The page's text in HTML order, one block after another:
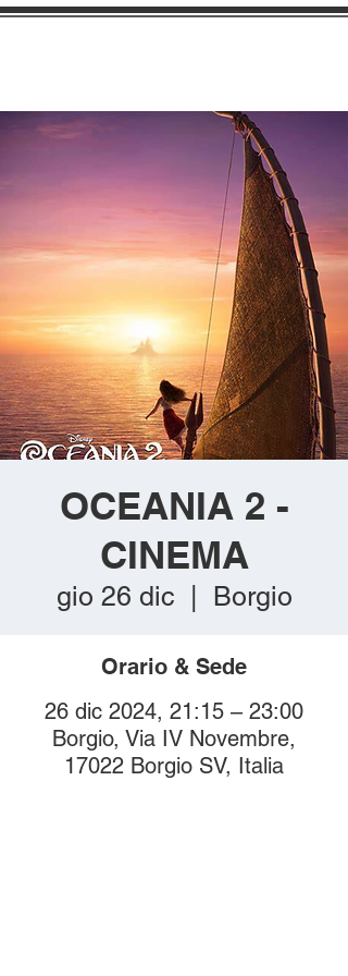
OCEANIA 2 -
CINEMA
gio 26 dic Borgio
Orario & Sede
26 dic 2024, 21:15 – 23:00
Borgio, Via IV Novembre,
17022 Borgio SV, Italia